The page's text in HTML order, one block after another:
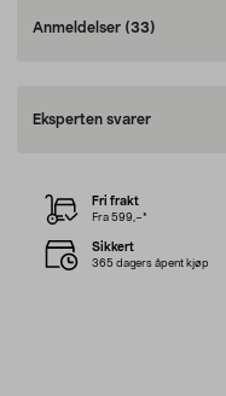
Anmeldelser (33)
Eksperten svarer
Fri frakt
Fra 599,–*
Sikkert
365 dagers åpent kjøp